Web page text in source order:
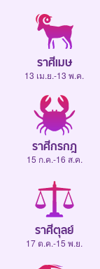
ราศีเมษ
13 เม.ย.-13 พ.ค.
ราศีกรกฎ
15 ก.ค.-16 ส.ค.
ราศีตุลย์
17 ต.ค.-15 พ.ย.